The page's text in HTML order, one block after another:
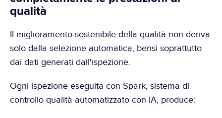
qualità
Il miglioramento sostenibile della qualità non deriva
solo dalla selezione automatica, bensì soprattutto
dai dati generati dall'ispezione.
Ogni ispezione eseguita con Spark, sistema di
controllo qualità automatizzato con IA, produce: